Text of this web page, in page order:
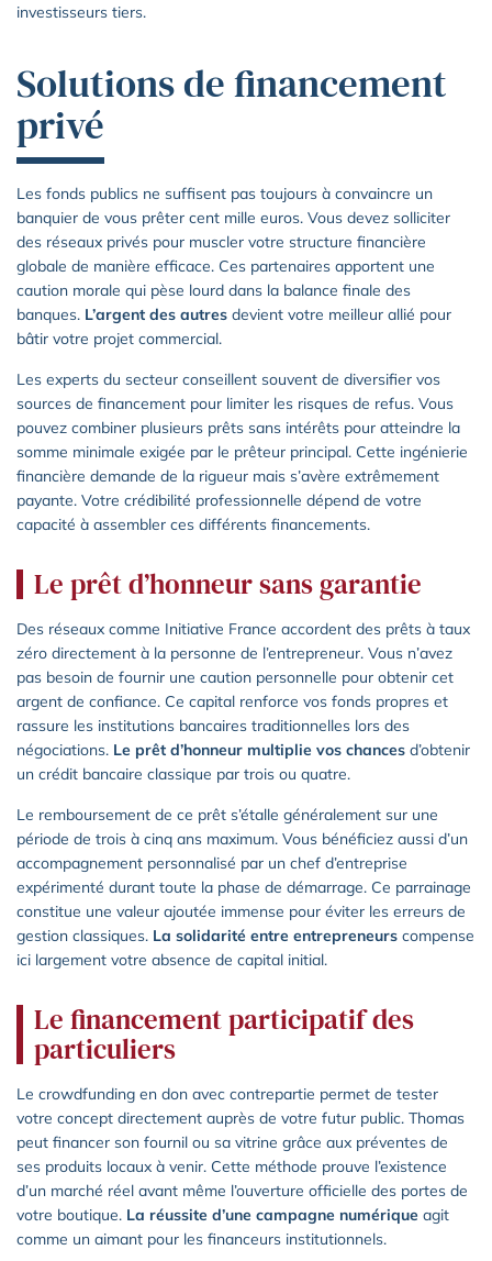
investisseurs tiers.
Solutions de financement
privé
Les fonds publics ne suffisent pas toujours à convaincre un
banquier de vous prêter cent mille euros. Vous devez solliciter
des réseaux privés pour muscler votre structure financière
globale de manière efficace. Ces partenaires apportent une
caution morale qui pèse lourd dans la balance finale des
banques. L’argent des autres devient votre meilleur allié pour
bâtir votre projet commercial.
Les experts du secteur conseillent souvent de diversifier vos
sources de financement pour limiter les risques de refus. Vous
pouvez combiner plusieurs prêts sans intérêts pour atteindre la
somme minimale exigée par le prêteur principal. Cette ingénierie
financière demande de la rigueur mais s’avère extrêmement
payante. Votre crédibilité professionnelle dépend de votre
capacité à assembler ces différents financements.
Le prêt d’honneur sans garantie
Des réseaux comme Initiative France accordent des prêts à taux
zéro directement à la personne de l’entrepreneur. Vous n’avez
pas besoin de fournir une caution personnelle pour obtenir cet
argent de confiance. Ce capital renforce vos fonds propres et
rassure les institutions bancaires traditionnelles lors des
négociations. Le prêt d’honneur multiplie vos chances d’obtenir
un crédit bancaire classique par trois ou quatre.
Le remboursement de ce prêt s’étalle généralement sur une
période de trois à cinq ans maximum. Vous bénéficiez aussi d’un
accompagnement personnalisé par un chef d’entreprise
expérimenté durant toute la phase de démarrage. Ce parrainage
constitue une valeur ajoutée immense pour éviter les erreurs de
gestion classiques. La solidarité entre entrepreneurs compense
ici largement votre absence de capital initial.
Le financement participatif des
particuliers
Le crowdfunding en don avec contrepartie permet de tester
votre concept directement auprès de votre futur public. Thomas
peut financer son fournil ou sa vitrine grâce aux préventes de
ses produits locaux à venir. Cette méthode prouve l’existence
d’un marché réel avant même l’ouverture officielle des portes de
votre boutique. La réussite d’une campagne numérique agit
comme un aimant pour les financeurs institutionnels.